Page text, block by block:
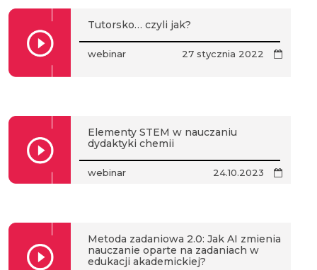
Tutorsko… czyli jak?
webinar 27 stycznia 2022
Elementy STEM w nauczaniu
dydaktyki chemii
webinar 24.10.2023
Metoda zadaniowa 2.0: Jak AI zmienia
nauczanie oparte na zadaniach w
edukacji akademickiej?